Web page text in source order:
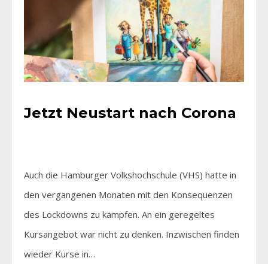
Jetzt Neustart nach Corona
Auch die Hamburger Volkshochschule (VHS) hatte in
den vergangenen Monaten mit den Konsequenzen
des Lockdowns zu kämpfen. An ein geregeltes
Kursangebot war nicht zu denken. Inzwischen finden
wieder Kurse in…